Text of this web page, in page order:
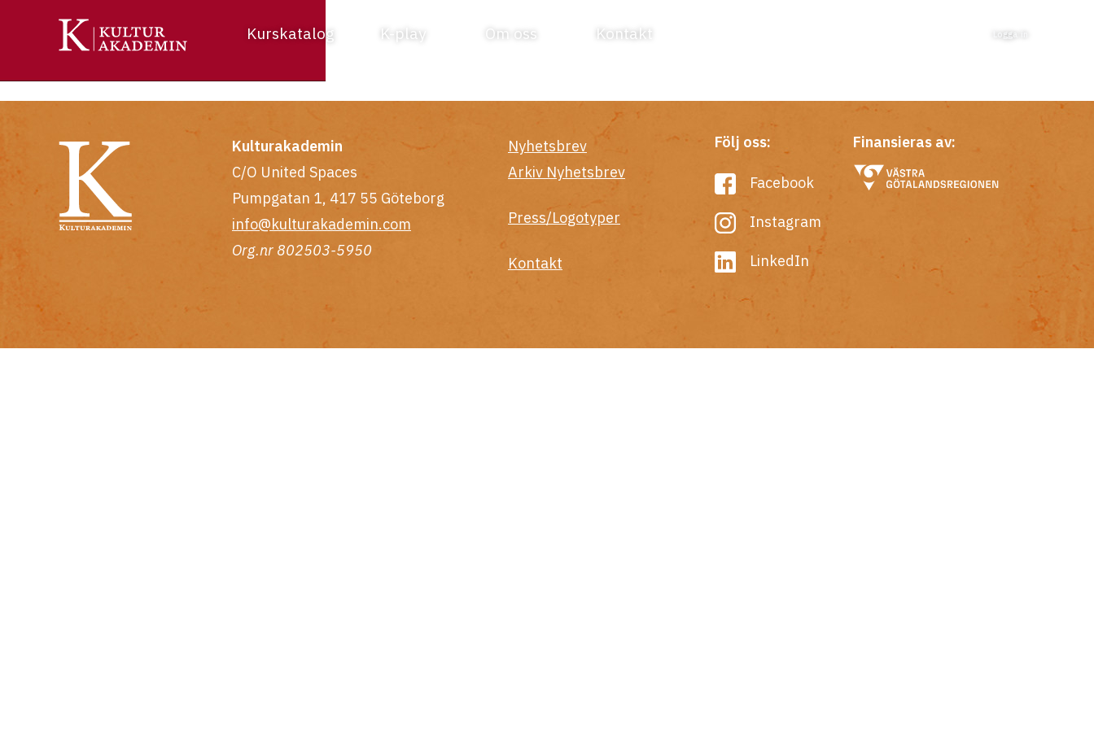
Kurskatalog K-play Om oss Kontakt Logga in
Kulturakademin
C/O United Spaces
Pumpgatan 1, 417 55 Göteborg
info@kulturakademin.com
Org.nr 802503-5950
Nyhetsbrev
Arkiv Nyhetsbrev
Press/Logotyper
Kontakt
Följ oss:
Facebook
Instagram
LinkedIn
Finansieras av: